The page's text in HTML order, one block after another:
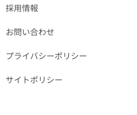
採用情報
お問い合わせ
プライバシーポリシー
サイトポリシー